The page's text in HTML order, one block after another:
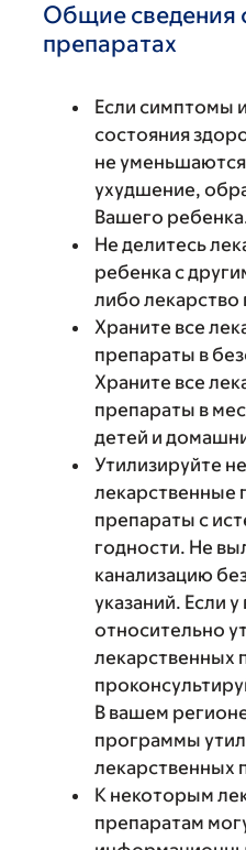
Общие сведения
препаратах
Если симптомы
состояния
не
ухудшение,
Вашего
Не делитесь
ребенка с
либо
Храните все
препараты в
Храните все
препараты в
детей и
Утилизируйте
лекарственные
препараты с
годности. Не
канализацию
указаний. Если
относительно
лекарственных
В вашем
программы
лекарственных
К некоторым
препаратам